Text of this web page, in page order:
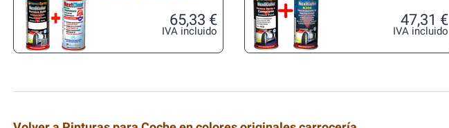
65,33 €
IVA incluido
47,31 €
IVA incluido